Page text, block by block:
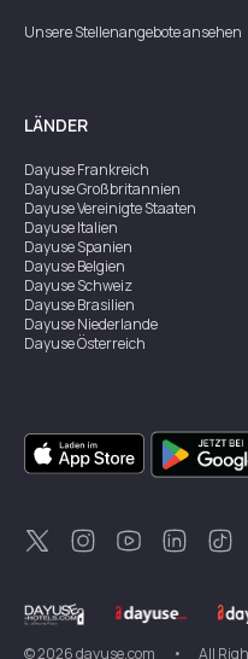
Unsere Stellenangebote ansehen
LÄNDER
DayuseFrankreich
DayuseGroßbritannien
DayuseVereinigte Staaten
DayuseItalien
DayuseSpanien
DayuseBelgien
DayuseSchweiz
DayuseBrasilien
DayuseNiederlande
DayuseÖsterreich
DayuseSingapur
DayuseZweden
DayuseThailand
DayuseNeuseeland
DayuseTürkei
©2026dayuse.com • All